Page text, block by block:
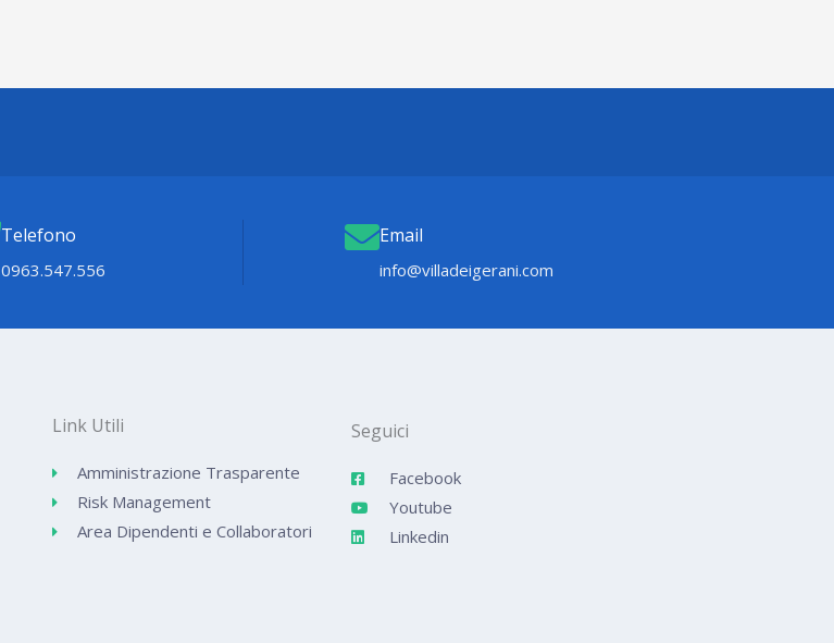
Telefono
0963.547.556
Email
info@villadeigerani.com
Link Utili
Amministrazione Trasparente
Risk Management
Area Dipendenti e Collaboratori
Seguici
Facebook
Youtube
Linkedin